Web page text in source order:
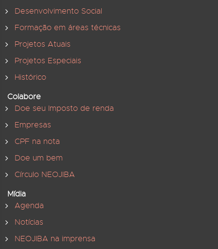
Desenvolvimento Social
Formação em áreas técnicas
Projetos Atuais
Projetos Especiais
Histórico
Colabore
Doe seu Imposto de renda
Empresas
CPF na nota
Doe um bem
Círculo NEOJIBA
Mídia
Agenda
Notícias
NEOJIBA na imprensa